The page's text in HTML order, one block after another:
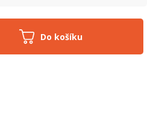
Do košíku